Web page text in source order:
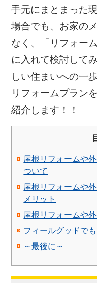
手元にまとまった
場合でも、お家の
なく、「リフォー
に入れて検討して
しい住まいへの一
リフォームプラン
紹介します！！
屋根リフォームや
ついて
屋根リフォームや
メリット
屋根リフォームや
フィールグッドで
～最後に～